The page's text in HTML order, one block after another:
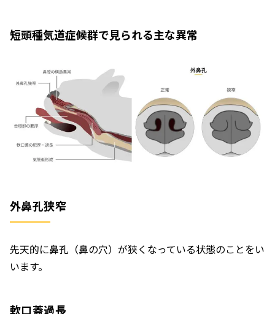
短頭種気道症候群で見られる主な異常
外鼻孔狭窄
先天的に鼻孔（鼻の穴）が狭くなっている状態のことをい
います。
軟口蓋過長